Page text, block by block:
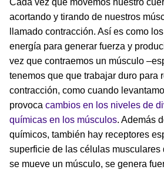
Cada vez que movemos nuestro
acortando y tirando de nuestros
llamado contracción. Así es como
energía para generar fuerza y
vez que contraemos un músculo
tenemos que que trabajar duro para
contracción, como cuando
provoca cambios en los niveles de
químicas en los músculos. Además
químicos, también hay receptores
superficie de las células musculares
se mueve un músculo, se genera